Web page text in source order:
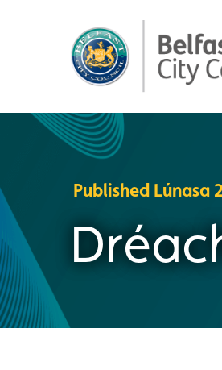
Published Lúnasa